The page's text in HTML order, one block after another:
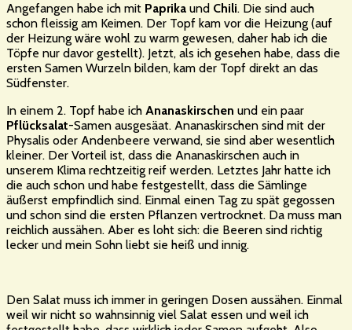
Angefangen habe ich mit Paprika und Chili. Die sind auch
schon fleissig am Keimen. Der Topf kam vor die Heizung (auf
der Heizung wäre wohl zu warm gewesen, daher hab ich die
Töpfe nur davor gestellt). Jetzt, als ich gesehen habe, dass die
ersten Samen Wurzeln bilden, kam der Topf direkt an das
Südfenster.
In einem 2. Topf habe ich Ananaskirschen und ein paar
Pflücksalat-Samen ausgesäat. Ananaskirschen sind mit der
Physalis oder Andenbeere verwand, sie sind aber wesentlich
kleiner. Der Vorteil ist, dass die Ananaskirschen auch in
unserem Klima rechtzeitig reif werden. Letztes Jahr hatte ich
die auch schon und habe festgestellt, dass die Sämlinge
äußerst empfindlich sind. Einmal einen Tag zu spät gegossen
und schon sind die ersten Pflanzen vertrocknet. Da muss man
reichlich aussähen. Aber es loht sich: die Beeren sind richtig
lecker und mein Sohn liebt sie heiß und innig.
Den Salat muss ich immer in geringen Dosen aussähen. Einmal
weil wir nicht so wahnsinnig viel Salat essen und weil ich